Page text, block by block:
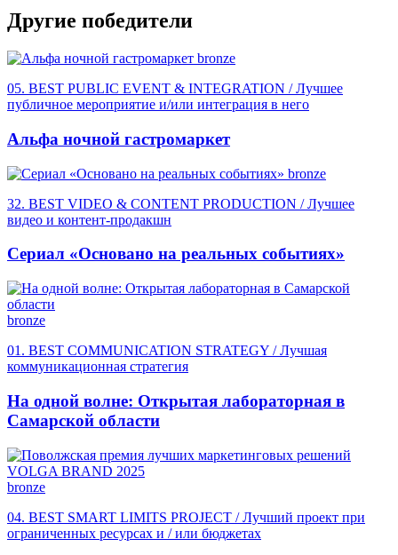
Другие победители
bronze
05. BEST PUBLIC EVENT & INTEGRATION / Лучшее
публичное мероприятие и/или интеграция в него
Альфа ночной гастромаркет
bronze
32. BEST VIDEO & CONTENT PRODUCTION / Лучшее
видео и контент-продакшн
Сериал «Основано на реальных событиях»
bronze
01. BEST COMMUNICATION STRATEGY / Лучшая
коммуникационная стратегия
На одной волне: Открытая лабораторная в
Самарской области
bronze
04. BEST SMART LIMITS PROJECT / Лучший проект при
ограниченных ресурсах и / или бюджетах